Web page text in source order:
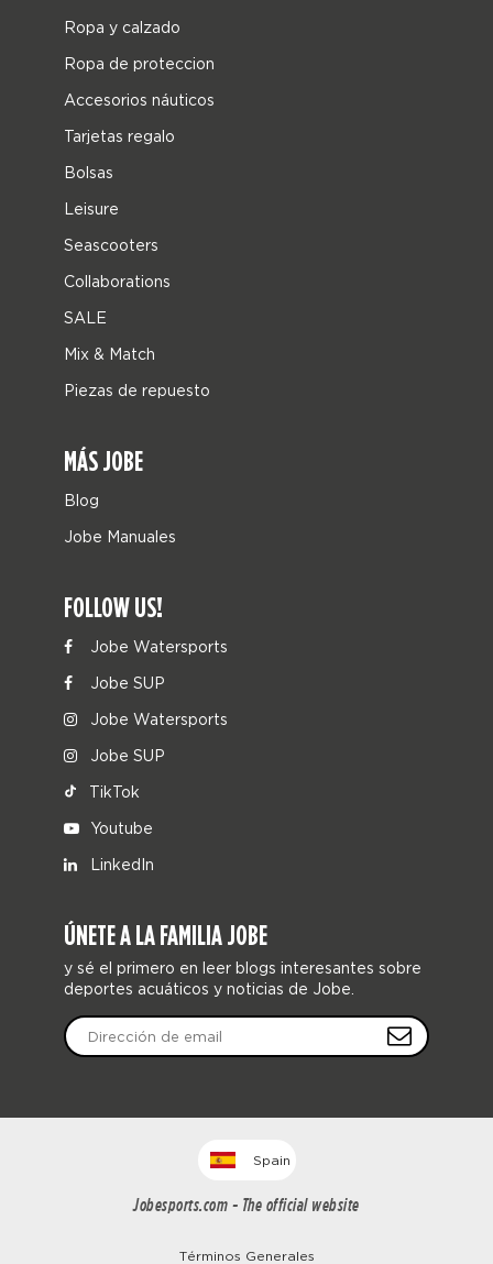
Ropa y calzado
Ropa de proteccion
Accesorios náuticos
Tarjetas regalo
Bolsas
Leisure
Seascooters
Collaborations
SALE
Mix & Match
Piezas de repuesto
MÁS JOBE
Blog
Jobe Manuales
FOLLOW US!
Jobe Watersports
Jobe SUP
Jobe Watersports
Jobe SUP
TikTok
Youtube
LinkedIn
ÚNETE A LA FAMILIA JOBE
y sé el primero en leer blogs interesantes sobre
deportes acuáticos y noticias de Jobe.
Spain
Jobesports.com - The official website
Términos Generales